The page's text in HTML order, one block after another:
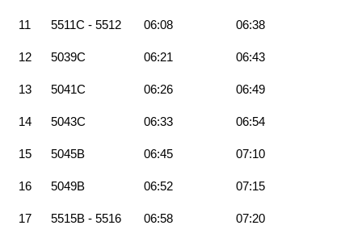
11 5511C - 5512 06:08 06:38
12 5039C 06:21 06:43
13 5041C 06:26 06:49
14 5043C 06:33 06:54
15 5045B 06:45 07:10
16 5049B 06:52 07:15
17 5515B - 5516 06:58 07:20